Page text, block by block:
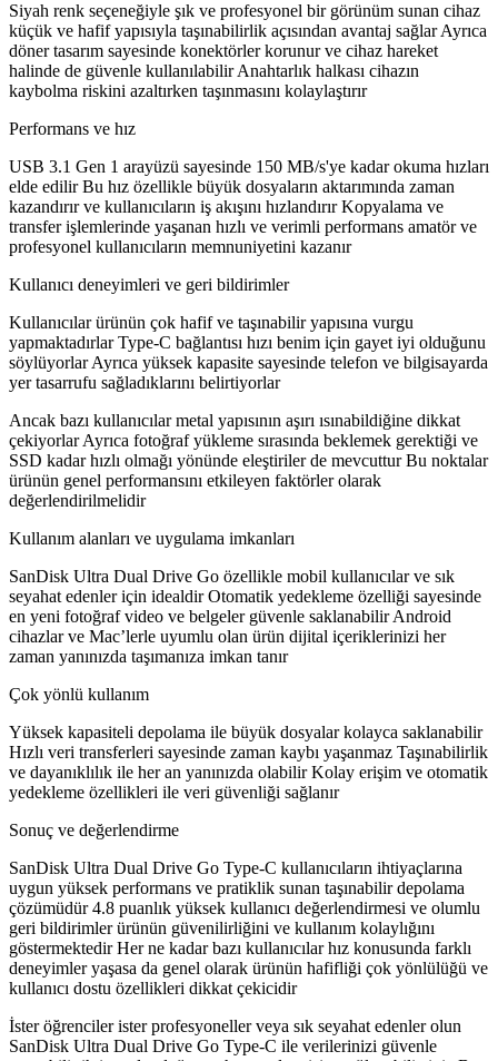
Siyah renk seçeneğiyle şık ve profesyonel bir görünüm sunan cihaz
küçük ve hafif yapısıyla taşınabilirlik açısından avantaj sağlar Ayrıca
döner tasarım sayesinde konektörler korunur ve cihaz hareket
halinde de güvenle kullanılabilir Anahtarlık halkası cihazın
kaybolma riskini azaltırken taşınmasını kolaylaştırır
Performans ve hız
USB 3.1 Gen 1 arayüzü sayesinde 150 MB/s'ye kadar okuma hızları
elde edilir Bu hız özellikle büyük dosyaların aktarımında zaman
kazandırır ve kullanıcıların iş akışını hızlandırır Kopyalama ve
transfer işlemlerinde yaşanan hızlı ve verimli performans amatör ve
profesyonel kullanıcıların memnuniyetini kazanır
Kullanıcı deneyimleri ve geri bildirimler
Kullanıcılar ürünün çok hafif ve taşınabilir yapısına vurgu
yapmaktadırlar Type-C bağlantısı hızı benim için gayet iyi olduğunu
söylüyorlar Ayrıca yüksek kapasite sayesinde telefon ve bilgisayarda
yer tasarrufu sağladıklarını belirtiyorlar
Ancak bazı kullanıcılar metal yapısının aşırı ısınabildiğine dikkat
çekiyorlar Ayrıca fotoğraf yükleme sırasında beklemek gerektiği ve
SSD kadar hızlı olmağı yönünde eleştiriler de mevcuttur Bu noktalar
ürünün genel performansını etkileyen faktörler olarak
değerlendirilmelidir
Kullanım alanları ve uygulama imkanları
SanDisk Ultra Dual Drive Go özellikle mobil kullanıcılar ve sık
seyahat edenler için idealdir Otomatik yedekleme özelliği sayesinde
en yeni fotoğraf video ve belgeler güvenle saklanabilir Android
cihazlar ve Mac’lerle uyumlu olan ürün dijital içeriklerinizi her
zaman yanınızda taşımanıza imkan tanır
Çok yönlü kullanım
Yüksek kapasiteli depolama ile büyük dosyalar kolayca saklanabilir
Hızlı veri transferleri sayesinde zaman kaybı yaşanmaz Taşınabilirlik
ve dayanıklılık ile her an yanınızda olabilir Kolay erişim ve otomatik
yedekleme özellikleri ile veri güvenliği sağlanır
Sonuç ve değerlendirme
SanDisk Ultra Dual Drive Go Type-C kullanıcıların ihtiyaçlarına
uygun yüksek performans ve pratiklik sunan taşınabilir depolama
çözümüdür 4.8 puanlık yüksek kullanıcı değerlendirmesi ve olumlu
geri bildirimler ürünün güvenilirliğini ve kullanım kolaylığını
göstermektedir Her ne kadar bazı kullanıcılar hız konusunda farklı
deneyimler yaşasa da genel olarak ürünün hafifliği çok yönlülüğü ve
kullanıcı dostu özellikleri dikkat çekicidir
İster öğrenciler ister profesyoneller veya sık seyahat edenler olun
SanDisk Ultra Dual Drive Go Type-C ile verilerinizi güvenle